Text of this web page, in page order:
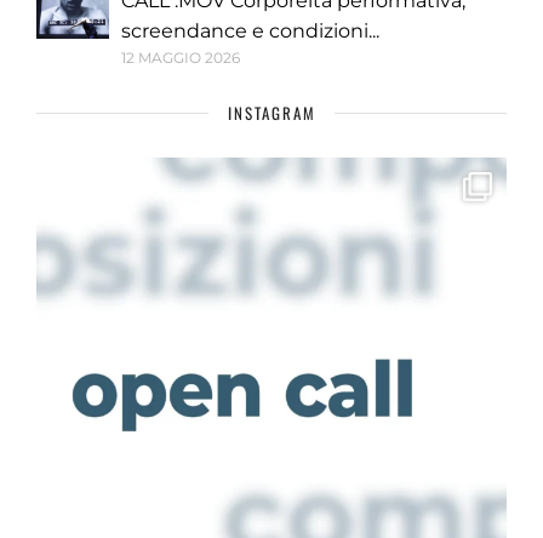
screendance e condizioni...
12 MAGGIO 2026
INSTAGRAM